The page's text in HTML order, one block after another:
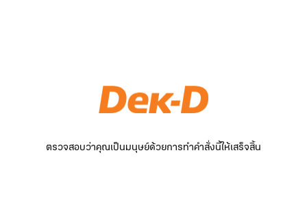
ตรวจสอบว่าคุณเป็นมนุษย์ด้วยการทำคำสั่งนี้ให้เสร็จสิ้น